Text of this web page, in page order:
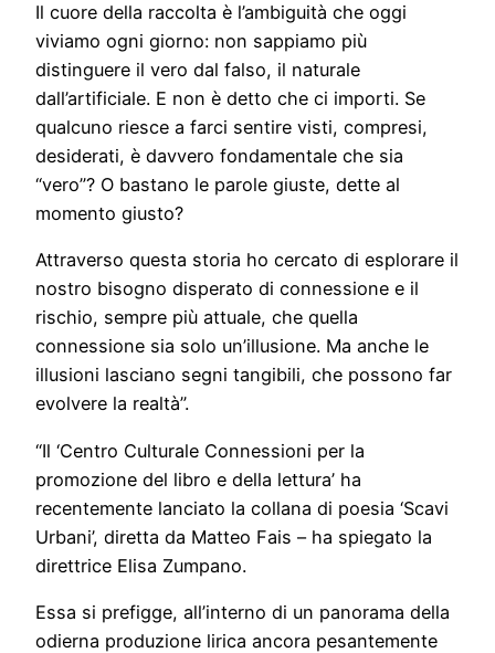
Il cuore della raccolta è l’ambiguità che oggi
viviamo ogni giorno: non sappiamo più
distinguere il vero dal falso, il naturale
dall’artificiale. E non è detto che ci importi. Se
qualcuno riesce a farci sentire visti, compresi,
desiderati, è davvero fondamentale che sia
“vero”? O bastano le parole giuste, dette al
momento giusto?
Attraverso questa storia ho cercato di esplorare il
nostro bisogno disperato di connessione e il
rischio, sempre più attuale, che quella
connessione sia solo un’illusione. Ma anche le
illusioni lasciano segni tangibili, che possono far
evolvere la realtà”.
“Il ‘Centro Culturale Connessioni per la
promozione del libro e della lettura’ ha
recentemente lanciato la collana di poesia ‘Scavi
Urbani’, diretta da Matteo Fais – ha spiegato la
direttrice Elisa Zumpano.
Essa si prefigge, all’interno di un panorama della
odierna produzione lirica ancora pesantemente